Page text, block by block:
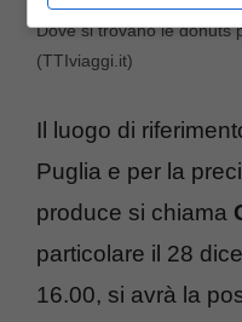
Dove si trovano le donuts
(TTIviaggi.it)
Il luogo di
Puglia e per la
produce si chiama
particolare il 28
16.00, si avrà la